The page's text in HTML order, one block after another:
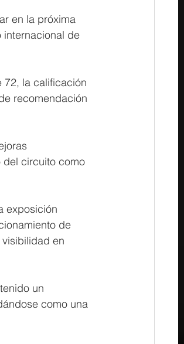
en la próxima
de
72, la calificación
recomendación
del circuito como
exposición
de
en
un
como una